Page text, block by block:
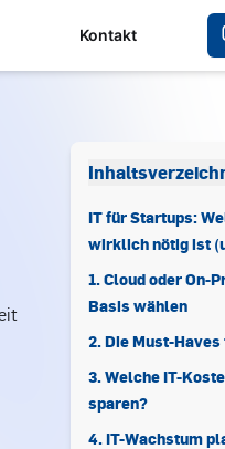
Kontakt
IT für Startups:
wirklich nötig ist
1. Cloud oder On-
Basis wählen
2. Die Must-
3. Welche IT-
sparen?
4. IT-Wachstum